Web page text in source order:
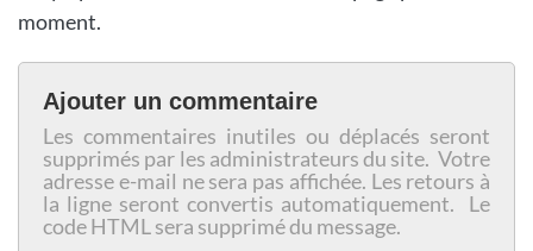
moment.
Ajouter un commentaire
Les commentaires inutiles ou déplacés seront
supprimés par les administrateurs du site. Votre
adresse e-mail ne sera pas affichée. Les retours à
la ligne seront convertis automatiquement. Le
code HTML sera supprimé du message.